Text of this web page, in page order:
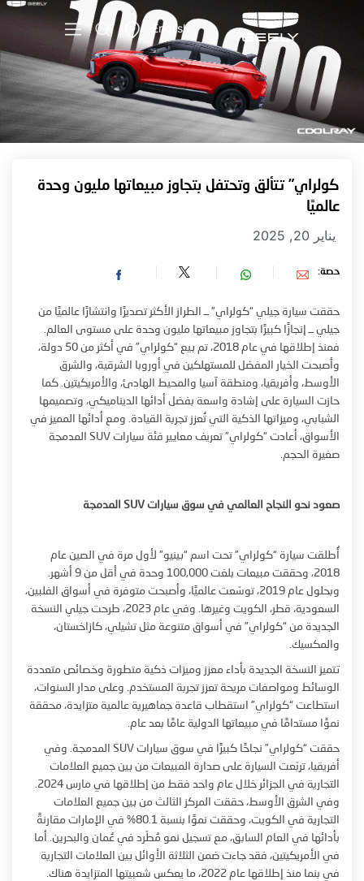
English
كولراي” تتألق وتحتفل بتجاوز مبيعاتها مليون وحدة
عالميًا
يناير 20, 2025
حصة:
حققت سيارة جيلي “كولراي” ــ الطراز الأكثر تصديرًا وانتشارًا عالميًا من
جيلي ــ إنجازًا كبيرًا بتجاوز مبيعاتها مليون وحدة على مستوى العالم.
فمنذ إطلاقها في عام 2018، تم بيع “كولراي” في أكثر من 50 دولة،
وأصبحت الخيار المفضل للمستهلكين في أوروبا الشرقية، والشرق
الأوسط، وأفريقيا، ومنطقة آسيا والمحيط الهادئ، والأمريكيتين. كما
حازت السيارة على إشادة واسعة بفضل أدائها الديناميكي، وتصميمها
الشبابي، وميزاتها الذكية التي تُعزز تجربة القيادة. ومع أدائها المميز في
الأسواق، أعادت “كولراي” تعريف معايير فئة سيارات SUV المدمجة
صغيرة الحجم.
صعود نحو النجاح العالمي في سوق سياراتSUV المدمجة
أُطلقت سيارة “كولراي” تحت اسم “بينيو” لأول مرة في الصين عام
2018، وحققت مبيعات بلغت 100,000 وحدة في أقل من 9 أشهر.
وبحلول عام 2019، توسّعت عالميًا، وأصبحت متوفرة في أسواق الفلبين،
السعودية، قطر، الكويت وغيرها. وفي عام 2023، طرحت جيلي النسخة
الجديدة من “كولراي” في أسواق متنوعة مثل تشيلي، كازاخستان،
والمكسيك.
تتميز النسخة الجديدة بأداء معزز وميزات ذكية متطورة وخصائص متعددة
الوسائط ومواصفات مريحة تعزز تجربة المستخدم. وعلى مدار السنوات،
استطاعت “كولراي” استقطاب قاعدة جماهيرية عالمية متزايدة، محققة
نموًا مستدامًا في مبيعاتها الدولية عامًا بعد عام.
حققت “كولراي” نجاحًا كبيرًا في سوق سيارات SUV المدمجة. وفي
أفريقيا، تربّعت السيارة على صدارة المبيعات من بين جميع العلامات
وفي الشرق الأوسط، حققت المركز الثالث من بين جميع العلامات
التجارية في الكويت، وحققت نموًا بنسبة 80.1% في الإمارات مقارنةً
بأدائها في العام السابق، مع تسجيل نمو مُطّرد في عُمان والبحرين. أما
في الأمريكيتين، فقد جاءت ضمن الثلاثة الأوائل بين العلامات التجارية
في بنما منذ إطلاقها عام 2022، ما يعكس شعبيتها المتزايدة هناك.